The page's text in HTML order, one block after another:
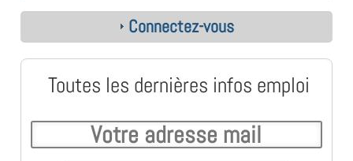
Connectez-vous
Toutes les dernières infos emploi